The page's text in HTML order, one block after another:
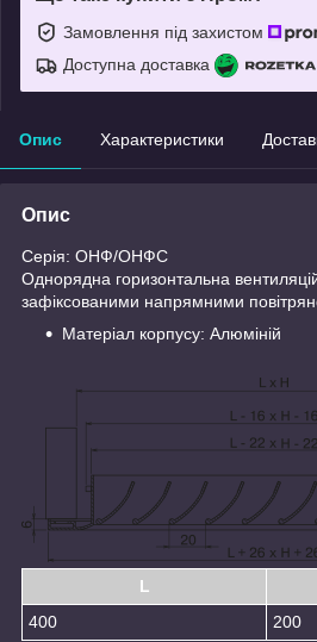
Замовлення під захистом
Доступна доставка
Опис Характеристики
Опис
Серія: ОНФ/ОНФС
Однорядна горизонтальна
зафіксованими напрямними
Матеріал корпусу: Алюміній
L
400
200